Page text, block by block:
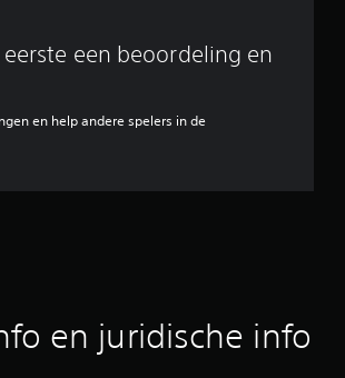
eerste een beoordeling en
en help andere spelers in de
en juridische info